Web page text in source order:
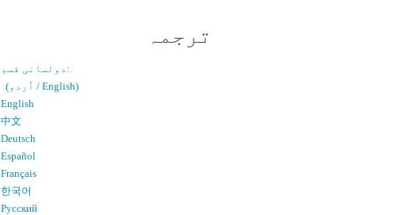
ترجمہ
دولسانی قسم:
(اُردو / English)
English
中文
Deutsch
Español
Français
한국어
Русский